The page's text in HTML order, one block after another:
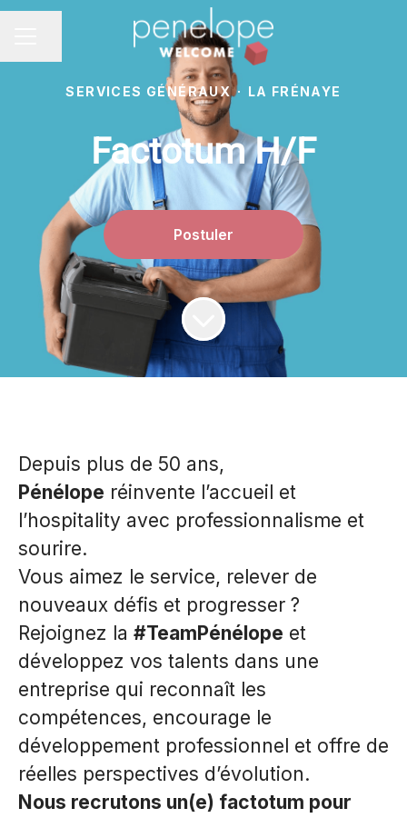
Partager la page
SERVICES GÉNÉRAUX · LA FRÉNAYE
Factotum H/F
Postuler
Depuis plus de 50 ans,
Pénélope réinvente l’accueil et
l’hospitality avec professionnalisme et
sourire.
Vous aimez le service, relever de
nouveaux défis et progresser ?
Rejoignez la #TeamPénélope et
développez vos talents dans une
entreprise qui reconnaît les
compétences, encourage le
développement professionnel et offre de
réelles perspectives d’évolution.
Nous recrutons un(e) factotum pour